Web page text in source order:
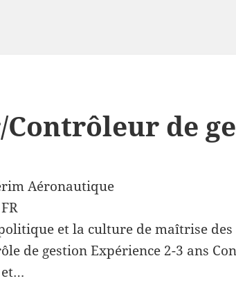
de
Aéronautique
FR
et la culture de maîtrise des
de gestion Expérience 2-3 ans